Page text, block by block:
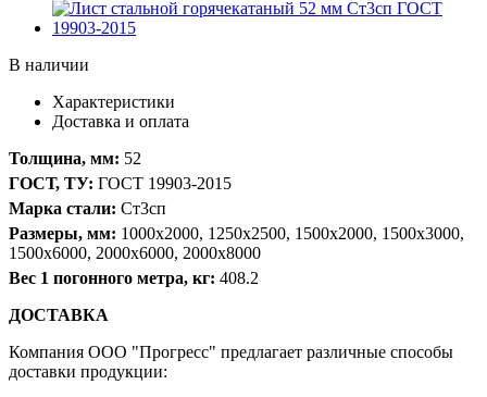
В наличии
Характеристики
Доставка и оплата
Толщина, мм: 52
ГОСТ, ТУ: ГОСТ 19903-2015
Марка стали: Ст3сп
Размеры, мм: 1000х2000, 1250х2500, 1500х2000, 1500х3000,
1500х6000, 2000х6000, 2000х8000
Вес 1 погонного метра, кг: 408.2
ДОСТАВКА
Компания OOO "Прогресс" предлагает различные способы
доставки продукции: